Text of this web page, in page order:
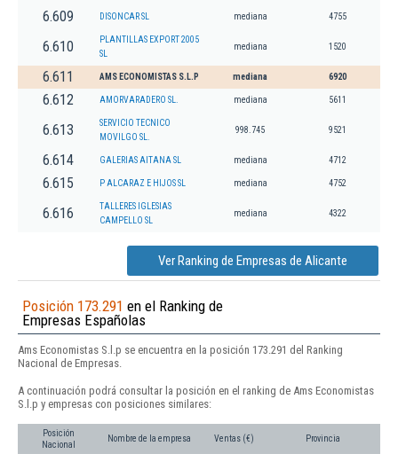
6.609 DISONCAR SL mediana 4755
6.610
PLANTILLAS EXPORT 2005
SL
mediana 1520
6.611 AMS ECONOMISTAS S.L.P mediana 6920
6.612 AMORVARADERO SL. mediana 5611
6.613
SERVICIO TECNICO
MOVILGO SL.
998.745 9521
6.614 GALERIAS AITANA SL mediana 4712
6.615 P ALCARAZ E HIJOS SL mediana 4752
6.616
TALLERES IGLESIAS
CAMPELLO SL
mediana 4322
Ver Ranking de Empresas de Alicante
Posición 173.291 en el Ranking de
Empresas Españolas
Ams Economistas S.l.p se encuentra en la posición 173.291 del Ranking
Nacional de Empresas.
A continuación podrá consultar la posición en el ranking de Ams Economistas
S.l.p y empresas con posiciones similares:
Posición
Nacional
Nombre de la empresa Ventas (€) Provincia